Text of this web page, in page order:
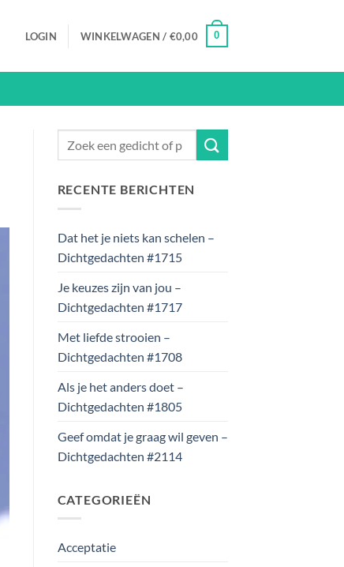
LOGIN WINKELWAGEN / €0,00 0
RECENTE BERICHTEN
Dat het je niets kan schelen –
Dichtgedachten #1715
Je keuzes zijn van jou –
Dichtgedachten #1717
Met liefde strooien –
Dichtgedachten #1708
Als je het anders doet –
Dichtgedachten #1805
Geef omdat je graag wil geven –
Dichtgedachten #2114
CATEGORIEËN
Acceptatie